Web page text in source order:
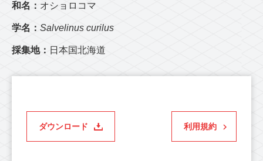
和名： オショロコマ
学名： Salvelinus curilus
採集地： 日本国北海道
ダウンロード 利用規約